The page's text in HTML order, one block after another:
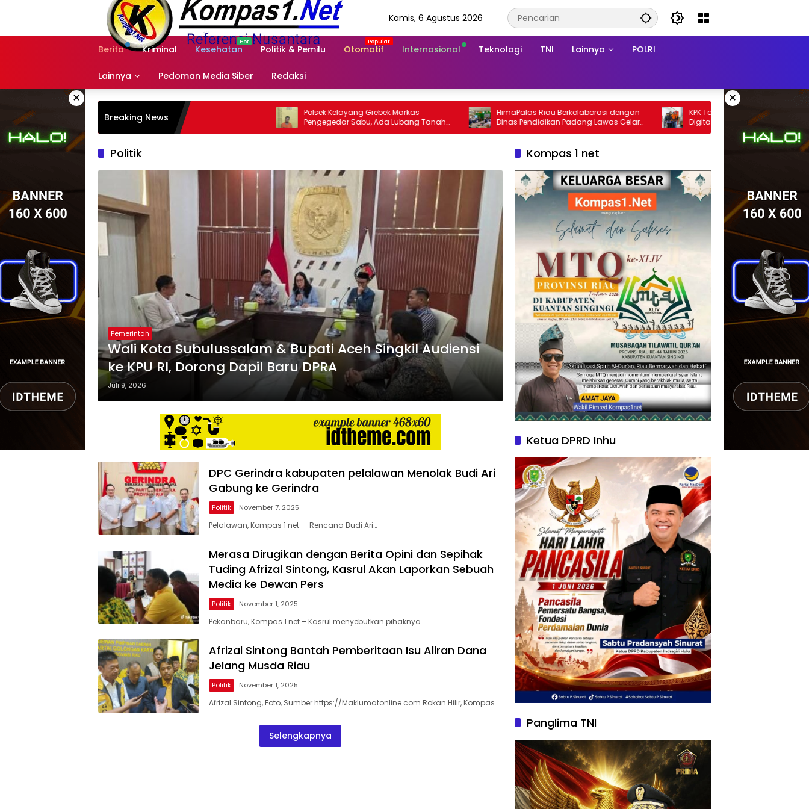
Kamis, 6 Agustus 2026
Berita Kriminal Kesehatan Politik & Pemilu Otomotif Internasional Teknologi TNI Lainnya POLRI
Lainnya Pedoman Media Siber Redaksi
× ×
Breaking News
Polsek Kelayang Grebek Markas
Pengegedar Sabu, Ada Lubang Tanah
Untuk Menyimpan Barang Bukti
HimaPalas Riau Berkolaborasi dengan
Dinas Pendidikan Padang Lawas Gelar
Pelatihan OSIS SMP se-Kabupaten
KPK Tahan 3 Tersangka Korupsi
Digitalisasi SPBU Pertamina, Rugikan
Negara Rp322 Miliar
Politik
Pemerintah
Wali Kota Subulussalam & Bupati Aceh Singkil Audiensi
ke KPU RI, Dorong Dapil Baru DPRA
Juli 9, 2026
DPC Gerindra kabupaten pelalawan Menolak Budi Ari
Gabung ke Gerindra
Politik November 7, 2025
Pelalawan, Kompas 1 net — Rencana Budi Ari…
Merasa Dirugikan dengan Berita Opini dan Sepihak
Tuding Afrizal Sintong, Kasrul Akan Laporkan Sebuah
Media ke Dewan Pers
Politik November 1, 2025
Pekanbaru, Kompas 1 net – Kasrul menyebutkan pihaknya…
Afrizal Sintong Bantah Pemberitaan Isu Aliran Dana
Jelang Musda Riau
Politik November 1, 2025
Afrizal Sintong, Foto, Sumber https://Maklumatonline.com Rokan Hilir, Kompas…
Selengkapnya
Kompas 1 net
Ketua DPRD Inhu
Panglima TNI